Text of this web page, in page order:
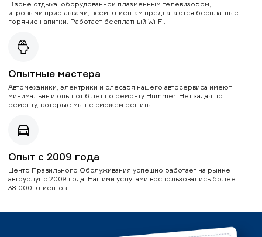
В зоне отдыха, оборудованной плазменным телевизором,
игровыми приставками, всем клиентам предлагаются бесплатные
горячие напитки. Работает бесплатный Wi-Fi.
Опытные мастера
Автомеханики, электрики и слесаря нашего автосервиса имеют
минимальный опыт от 6 лет по ремонту Hummer. Нет задач по
ремонту, которые мы не сможем решить.
Опыт с 2009 года
Центр Правильного Обслуживания успешно работает на рынке
автоуслуг с 2009 года. Нашими услугами воспользовались более
38 000 клиентов.